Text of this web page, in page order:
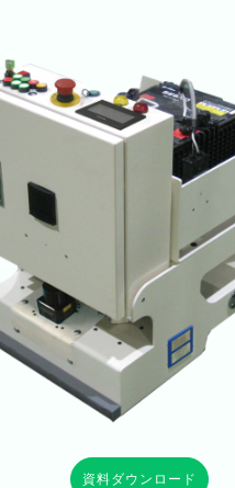
資料ダウンロード